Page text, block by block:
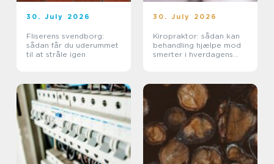
30. July 2026
Fliserens svendborg:
sådan får du uderummet
til at stråle igen
30. July 2026
Kiropraktor: sådan kan
behandling hjælpe mod
smerter i hverdagens